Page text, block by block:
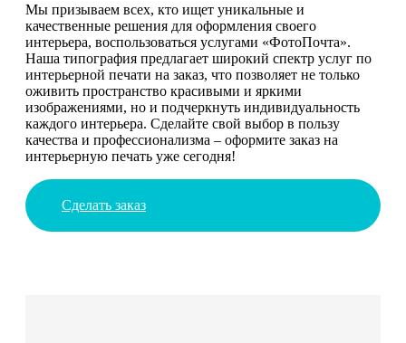
Мы призываем всех, кто ищет уникальные и
качественные решения для оформления своего
интерьера, воспользоваться услугами «ФотоПочта».
Наша типография предлагает широкий спектр услуг по
интерьерной печати на заказ, что позволяет не только
оживить пространство красивыми и яркими
изображениями, но и подчеркнуть индивидуальность
каждого интерьера. Сделайте свой выбор в пользу
качества и профессионализма – оформите заказ на
интерьерную печать уже сегодня!
Сделать заказ